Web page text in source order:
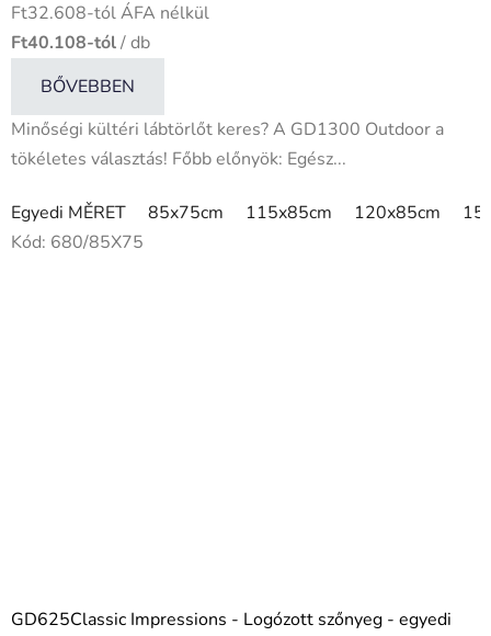
Ft32.608-tól ÁFA nélkül
Ft40.108-tól/ db
BŐVEBBEN
Minőségi kültéri lábtörlőt keres? A GD1300 Outdoor a
tökéletes választás! Főbb előnyök: Egész...
Egyedi MĚRET 85x75cm 115x85cm 120x85cm
Kód: 680/85X75
GD625Classic Impressions - Logózott szőnyeg - egyedi